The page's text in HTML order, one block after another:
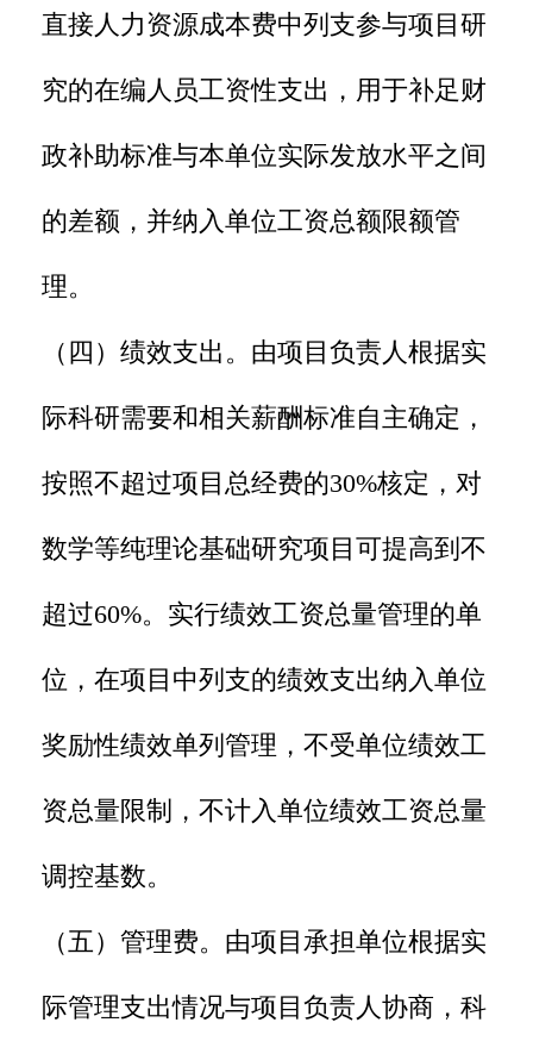
直接人力资源成本费中列支参与项目研
究的在编人员工资性支出，用于补足财
政补助标准与本单位实际发放水平之间
的差额，并纳入单位工资总额限额管
理。
（四）绩效支出。由项目负责人根据实
际科研需要和相关薪酬标准自主确定，
按照不超过项目总经费的30%核定，对
数学等纯理论基础研究项目可提高到不
超过60%。实行绩效工资总量管理的单
位，在项目中列支的绩效支出纳入单位
奖励性绩效单列管理，不受单位绩效工
资总量限制，不计入单位绩效工资总量
调控基数。
（五）管理费。由项目承担单位根据实
际管理支出情况与项目负责人协商，科